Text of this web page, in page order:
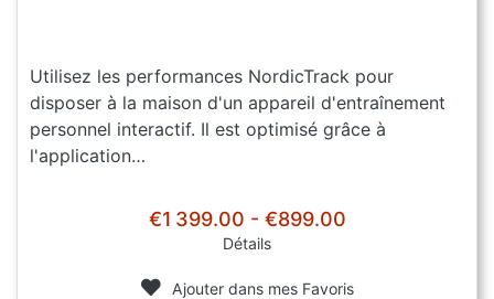
Utilisez les performances NordicTrack pour
disposer à la maison d'un appareil d'entraînement
personnel interactif. Il est optimisé grâce à
l'application…
€1 399.00 - €899.00
Détails
Ajouter dans mes Favoris